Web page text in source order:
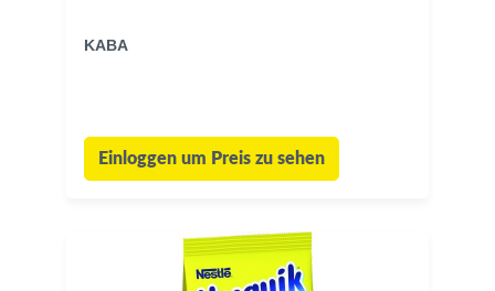
KABA
Einloggen um Preis zu sehen